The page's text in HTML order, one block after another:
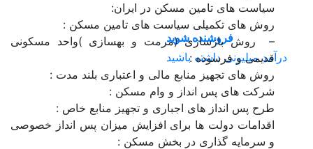
فروشنده شوید
درآمد میلیونی داشته باشید
سیاست های تامین مسکن در ایران:
روش های تکمیلی سیاست های تامین مسکن :
– روش بازسازی (مرمت و بهسازی )واحد مسکونی
قدیمی و فرسوده :
روش های تجهیز منابع مالی و اعتباری بلند مدت :
شرکت های پس انداز و وام مسکن :
طرح پس انداز های اجباری و تجهیز منابع خاص :
اقدامات دولت ها برای افزایش میزان پس انداز خصوصی
و سرمایه گذاری در بخش مسکن :